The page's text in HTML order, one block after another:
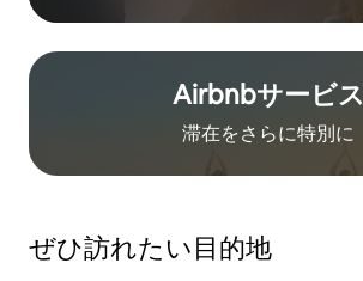
Airbnb⁠サ⁠ー⁠ビ⁠ス
滞在をさ⁠ら⁠に特⁠別⁠に
ぜひ訪⁠れ⁠た⁠い目⁠的⁠地